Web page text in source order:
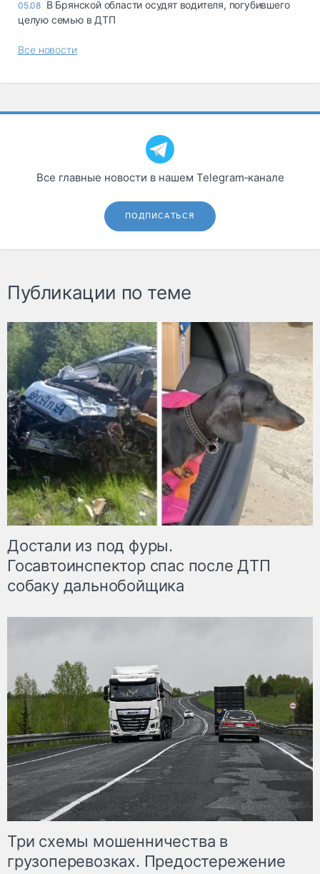
05.08 В Брянской области осудят водителя, погубившего
целую семью в ДТП
Все новости
Все главные новости в нашем Telegram‑канале
ПОДПИСАТЬСЯ
Публикации по теме
Достали из под фуры.
Госавтоинспектор спас после ДТП
собаку дальнобойщика
Три схемы мошенничества в
грузоперевозках. Предостережение